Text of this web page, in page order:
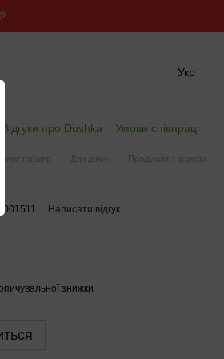
Укр
Відгуки про Dushka Умови співпраці
товарів Для дому Продукція з дерева
Написати відгук
знижки